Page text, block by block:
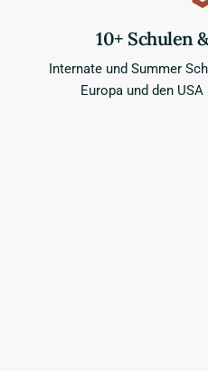
10+ Schulen
Internate und Summer
Europa und den